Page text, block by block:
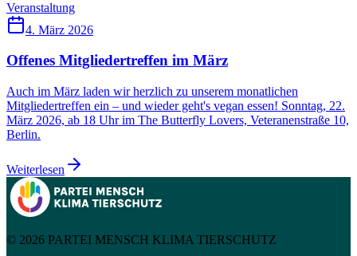
Veranstaltung
4. März 2026
Offenes Mitgliedertreffen im März
Auch im März laden wir herzlich zu unserem monatlichen
Mitgliedertreffen ein – und wieder geht's vegan essen! Sonntag, 22.
März 2026, ab 18 Uhr im The Butterfly Lovers, Veteranenstraße 10,
Berlin.
Weiterlesen
© 2026 PARTEI MENSCH KLIMA TIERSCHUTZ